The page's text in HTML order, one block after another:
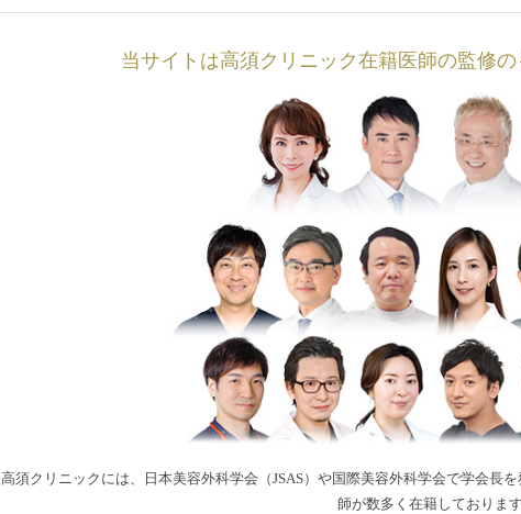
当サイトは高須クリニック在籍医師の監修の
高須クリニックには、日本美容外科学会（JSAS）や国際美容外科学会で学会長
師が数多く在籍しております